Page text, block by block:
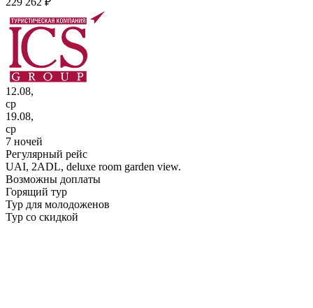
12.08,
ср
19.08,
ср
7 ночей
Регулярный рейс
UAI, 2ADL, deluxe room garden view.
Возможны доплаты
Горящий тур
Тур для молодоженов
Тур со скидкой